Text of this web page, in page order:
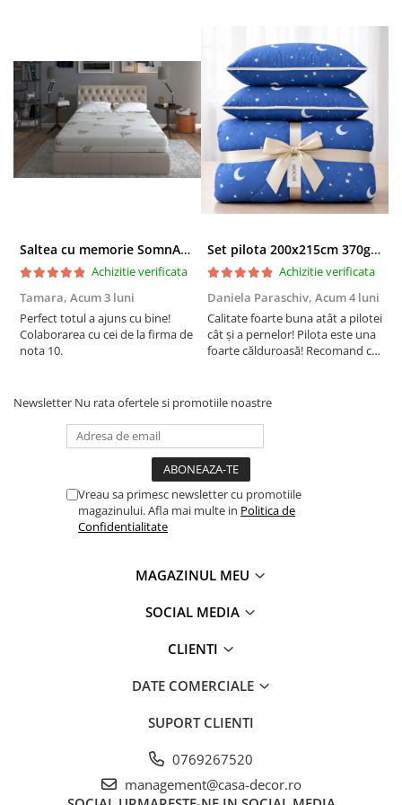
Alege lenjeria de pat single din bumbac finet de la
Ralex Pucioasa pentru a aduce un plus de confort și
eleganță dormitorului tău, garantând nopți liniștite și
plăcute!
Saltea cu memorie SomnART XXL Memory Plus 160x190, înălțime 25cm, pentru persoane supraponderale, husă Aloe Vera detașabilă, rulată, fermitate mare
Achizitie verificata
Tamara, Acum 3 luni
Perfect totul a ajuns cu bine!
Colaborarea cu cei de la firma de
nota 10.
Set pilota 200x215cm 370g cu 2 perne 50x70,albastru- PLT36
Achizitie verificata
Daniela Paraschiv, Acum 4 luni
Calitate foarte buna atât a pilotei
cât și a pernelor! Pilota este una
foarte călduroasă! Recomand cu
Newsletter Nu rata ofertele si promotiile noastre
Vreau sa primesc newsletter cu promotiile
magazinului. Afla mai multe in Politica de
Confidentialitate
MAGAZINUL MEU
SOCIAL MEDIA
CLIENTI
DATE COMERCIALE
SUPORT CLIENTI
0769267520
management@casa-decor.ro